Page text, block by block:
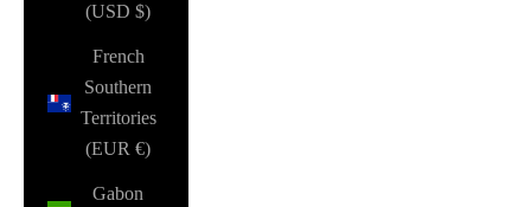
(USD $)
French
Southern
Territories
(EUR €)
Gabon